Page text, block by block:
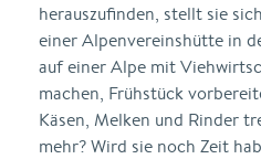
herauszufinden, stellt sie
einer Alpenvereinshütte in
auf einer Alpe mit
machen, Frühstück
Käsen, Melken und Rinder
mehr? Wird sie noch Zeit